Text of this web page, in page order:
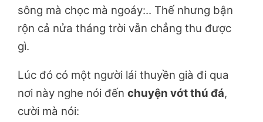
sông mà chọc mà ngoáy:.. Thế nhưng bận
rộn cả nửa tháng trời vẫn chẳng thu được
gì.
Lúc đó có một người lái thuyền già đi qua
nơi này nghe nói đến chuyện vớt thú đá,
cười mà nói: